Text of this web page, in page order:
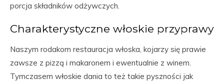
porcja składników odżywczych.
Charakterystyczne włoskie przyprawy
Naszym rodakom restauracja włoska, kojarzy się prawie
zawsze z pizzą i makaronem i ewentualnie z winem.
Tymczasem włoskie dania to też takie pyszności jak